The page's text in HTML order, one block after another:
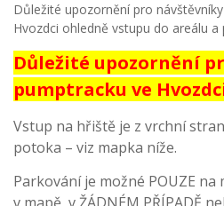
Důležité upozornění pro
Hvozdci ohledně vstupu do areálu a
Důležité upozornění
pumptracku ve
Vstup na hřiště je z vrchní
potoka – viz mapka níže.
Parkování je možné POUZE na